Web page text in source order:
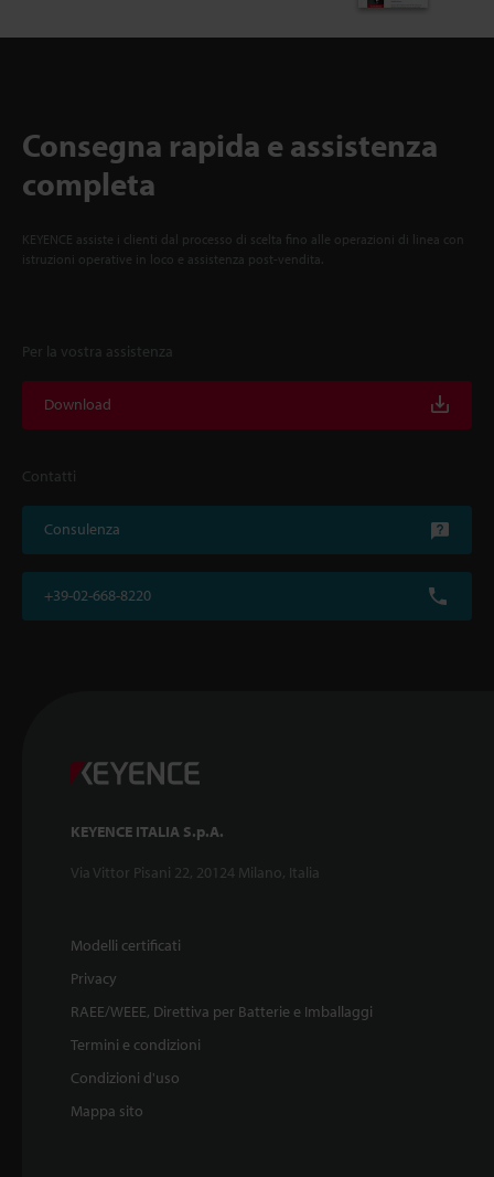
Consegna rapida e assistenza
completa
KEYENCE assiste i clienti dal processo di scelta fino alle operazioni di linea con
istruzioni operative in loco e assistenza post-vendita.
Per la vostra assistenza
Download
Contatti
Consulenza
+39-02-668-8220
KEYENCE ITALIA S.p.A.
Via Vittor Pisani 22, 20124 Milano, Italia
Modelli certificati
Privacy
RAEE/WEEE, Direttiva per Batterie e Imballaggi
Termini e condizioni
Condizioni d'uso
Mappa sito